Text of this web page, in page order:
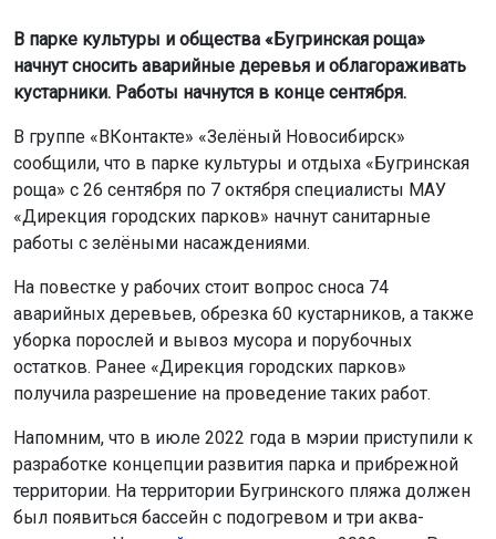
В парке культуры и общества «Бугринская роща»
начнут сносить аварийные деревья и облагораживать
кустарники. Работы начнутся в конце сентября.
В группе «ВКонтакте» «Зелёный Новосибирск»
сообщили, что в парке культуры и отдыха «Бугринская
роща» с 26 сентября по 7 октября специалисты МАУ
«Дирекция городских парков» начнут санитарные
работы с зелёными насаждениями.
На повестке у рабочих стоит вопрос сноса 74
аварийных деревьев, обрезка 60 кустарников, а также
уборка порослей и вывоз мусора и порубочных
остатков. Ранее «Дирекция городских парков»
получила разрешение на проведение таких работ.
Напомним, что в июле 2022 года в мэрии приступили к
разработке концепции развития парка и прибрежной
территории. На территории Бугринского пляжа должен
был появиться бассейн с подогревом и три аква-